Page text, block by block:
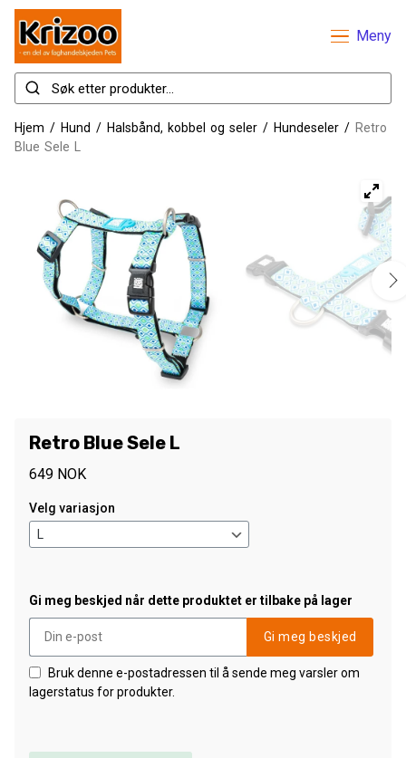
Meny
Hjem / Hund / Halsbånd, kobbel og seler / Hundeseler / Retro
Blue Sele L
Retro Blue Sele L
649 NOK
Velg variasjon
Gi meg beskjed når dette produktet er tilbake på lager
Gi meg beskjed
Bruk denne e-postadressen til å sende meg varsler om
lagerstatus for produkter.